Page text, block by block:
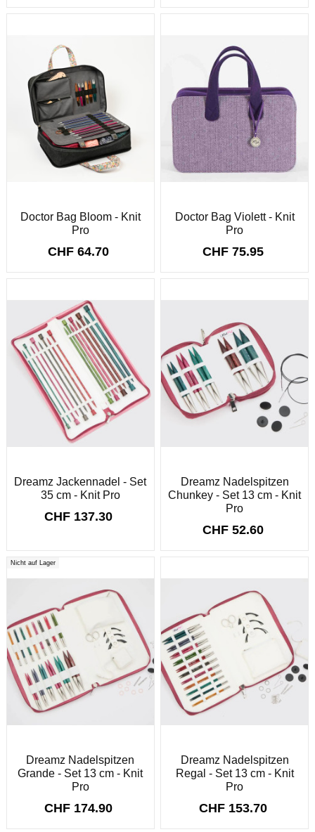
Doctor Bag Bloom - Knit
Pro
CHF 64.70
Doctor Bag Violett - Knit
Pro
CHF 75.95
Dreamz Jackennadel - Set
35 cm - Knit Pro
CHF 137.30
Dreamz Nadelspitzen
Chunkey - Set 13 cm - Knit
Pro
CHF 52.60
Nicht auf Lager
Dreamz Nadelspitzen
Grande - Set 13 cm - Knit
Pro
CHF 174.90
Dreamz Nadelspitzen
Regal - Set 13 cm - Knit
Pro
CHF 153.70